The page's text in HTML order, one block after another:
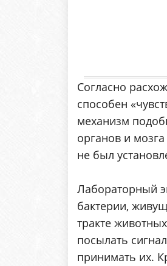
Согласно
способен
механизм
органов и
не был
Лабораторный
бактерии,
тракте
посылать
принимать их.